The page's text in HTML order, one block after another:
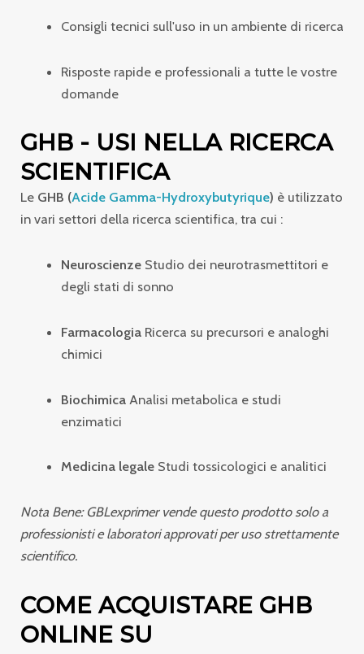
Consigli tecnici sull'uso in un ambiente di ricerca
Risposte rapide e professionali a tutte le vostre
domande
GHB - USI NELLA RICERCA
SCIENTIFICA
Le GHB (Acide Gamma-Hydroxybutyrique) è utilizzato
in vari settori della ricerca scientifica, tra cui :
NeuroscienzeStudio dei neurotrasmettitori e
degli stati di sonno
FarmacologiaRicerca su precursori e analoghi
chimici
BiochimicaAnalisi metabolica e studi
enzimatici
Medicina legaleStudi tossicologici e analitici
Nota Bene: GBLexprimer vende questo prodotto solo a
professionisti e laboratori approvati per uso strettamente
scientifico.
COME ACQUISTARE GHB
ONLINE SU